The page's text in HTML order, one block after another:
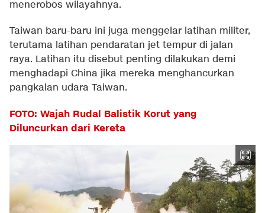
menerobos wilayahnya.
Taiwan baru-baru ini juga menggelar latihan militer,
terutama latihan pendaratan jet tempur di jalan
raya. Latihan itu disebut penting dilakukan demi
menghadapi China jika mereka menghancurkan
pangkalan udara Taiwan.
FOTO: Wajah Rudal Balistik Korut yang
Diluncurkan dari Kereta